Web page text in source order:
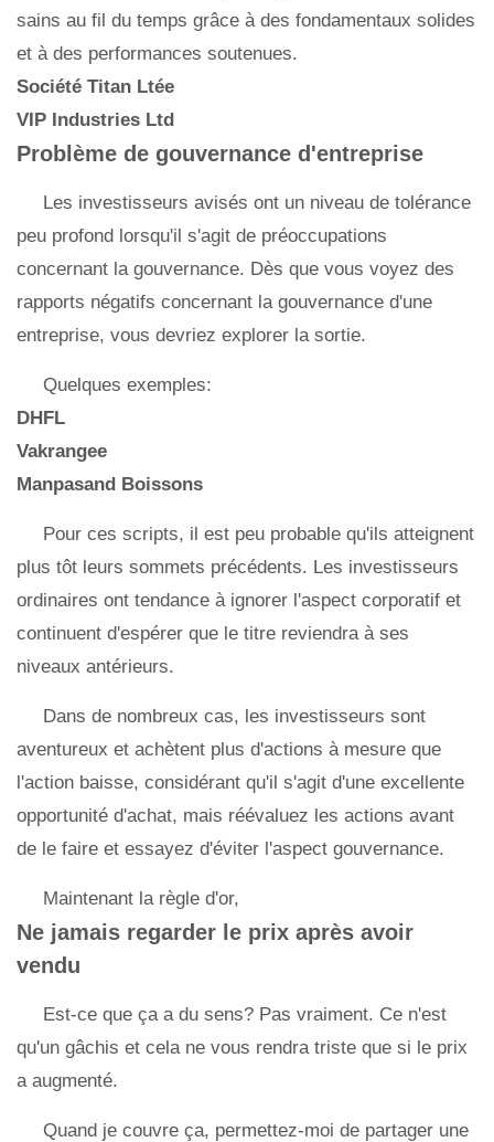
sains au fil du temps grâce à des fondamentaux solides
et à des performances soutenues.
Société Titan Ltée
VIP Industries Ltd
Problème de gouvernance d'entreprise
Les investisseurs avisés ont un niveau de tolérance
peu profond lorsqu'il s'agit de préoccupations
concernant la gouvernance. Dès que vous voyez des
rapports négatifs concernant la gouvernance d'une
entreprise, vous devriez explorer la sortie.
Quelques exemples:
DHFL
Vakrangee
Manpasand Boissons
Pour ces scripts, il est peu probable qu'ils atteignent
plus tôt leurs sommets précédents. Les investisseurs
ordinaires ont tendance à ignorer l'aspect corporatif et
continuent d'espérer que le titre reviendra à ses
niveaux antérieurs.
Dans de nombreux cas, les investisseurs sont
aventureux et achètent plus d'actions à mesure que
l'action baisse, considérant qu'il s'agit d'une excellente
opportunité d'achat, mais réévaluez les actions avant
de le faire et essayez d'éviter l'aspect gouvernance.
Maintenant la règle d'or,
Ne jamais regarder le prix après avoir
vendu
Est-ce que ça a du sens? Pas vraiment. Ce n'est
qu'un gâchis et cela ne vous rendra triste que si le prix
a augmenté.
Quand je couvre ça, permettez-moi de partager une